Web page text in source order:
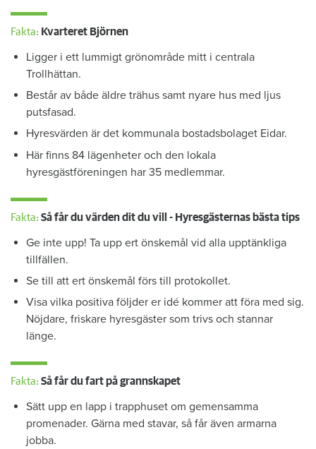
Fakta: Kvarteret Björnen
Ligger i ett lummigt grönområde mitt i centrala
Trollhättan.
Består av både äldre trähus samt nyare hus med ljus
putsfasad.
Hyresvärden är det kommunala bostadsbolaget Eidar.
Här finns 84 lägenheter och den lokala
hyresgästföreningen har 35 medlemmar.
Fakta: Så får du värden dit du vill - Hyresgästernas bästa tips
Ge inte upp! Ta upp ert önskemål vid alla upptänkliga
tillfällen.
Se till att ert önskemål förs till protokollet.
Visa vilka positiva följder er idé kommer att föra med sig.
Nöjdare, friskare hyresgäster som trivs och stannar
länge.
Fakta: Så får du fart på grannskapet
Sätt upp en lapp i trapphuset om gemensamma
promenader. Gärna med stavar, så får även armarna
jobba.